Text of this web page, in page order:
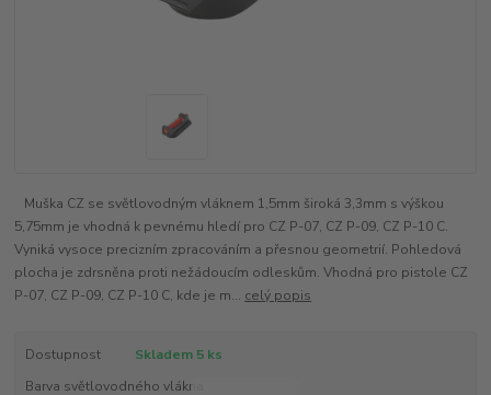
Muška CZ se světlovodným vláknem 1,5mm široká 3,3mm s výškou
5,75mm je vhodná k pevnému hledí pro CZ P-07, CZ P-09, CZ P-10 C.
Vyniká vysoce precizním zpracováním a přesnou geometrií. Pohledová
plocha je zdrsněna proti nežádoucím odleskům. Vhodná pro pistole CZ
P-07, CZ P-09, CZ P-10 C, kde je m... celý popis
Dostupnost
Skladem 5 ks
Barva světlovodného vlákna